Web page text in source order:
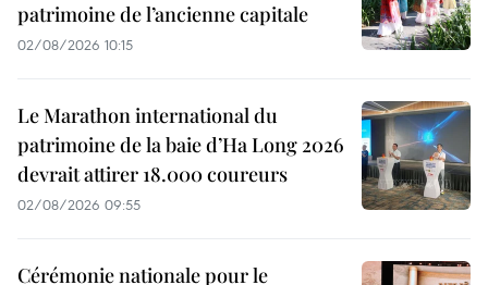
patrimoine de l’ancienne capitale
02/08/2026 10:15
Le Marathon international du
patrimoine de la baie d’Ha Long 2026
devrait attirer 18.000 coureurs
02/08/2026 09:55
Cérémonie nationale pour le